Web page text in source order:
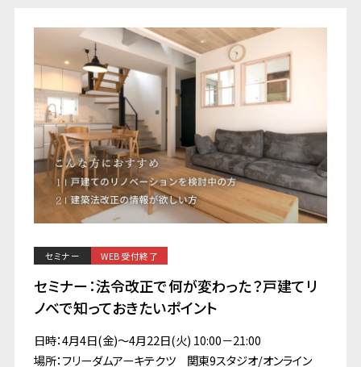
セミナー WEB受付終了
セミナー：法令改正で何が変わった？戸建てリ
ノベで知っておきたいポイント
日時：4月4日(金)～4月22日(火) 10:00－21:00
場所：フリーダムアーキテクツ 関東9スタジオ/オンライン